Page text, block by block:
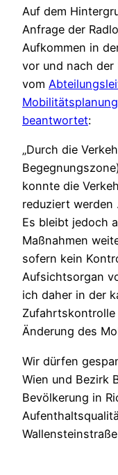
Auf dem
Anfrage der
Aufkommen in
vor und nach der
vom
beantwortet:
„Durch die
konnte die
reduziert werden
Es bleibt jedoch
Maßnahmen
sofern kein
Aufsichtsorgan
ich daher in der
Änderung des
Wir dürfen
Wien und Bezirk
Bevölkerung in